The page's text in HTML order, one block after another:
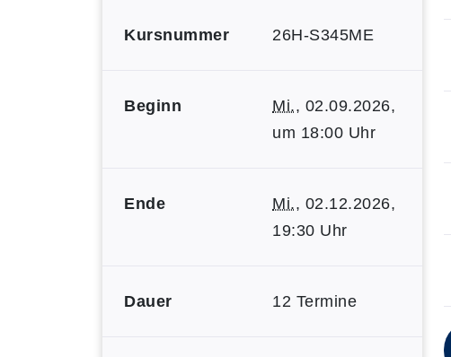
Kursnummer 26H-S345ME
Beginn Mi., 02.09.2026,
um 18:00 Uhr
Ende Mi., 02.12.2026,
19:30 Uhr
Dauer 12 Termine